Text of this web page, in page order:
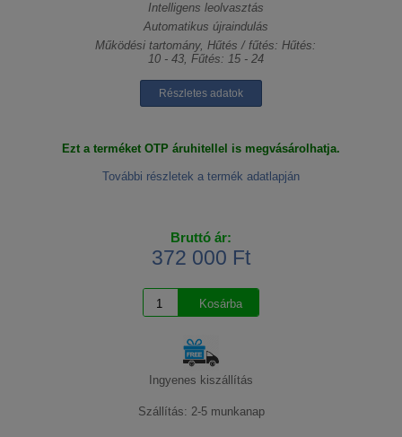
Intelligens leolvasztás
Automatikus újraindulás
Működési tartomány, Hűtés / fűtés: Hűtés:
10 - 43, Fűtés: 15 - 24
Részletes adatok
Ezt a terméket OTP áruhitellel is megvásárolhatja.
További részletek a termék adatlapján
Bruttó ár:
372 000 Ft
Ingyenes kiszállítás
Szállítás: 2-5 munkanap